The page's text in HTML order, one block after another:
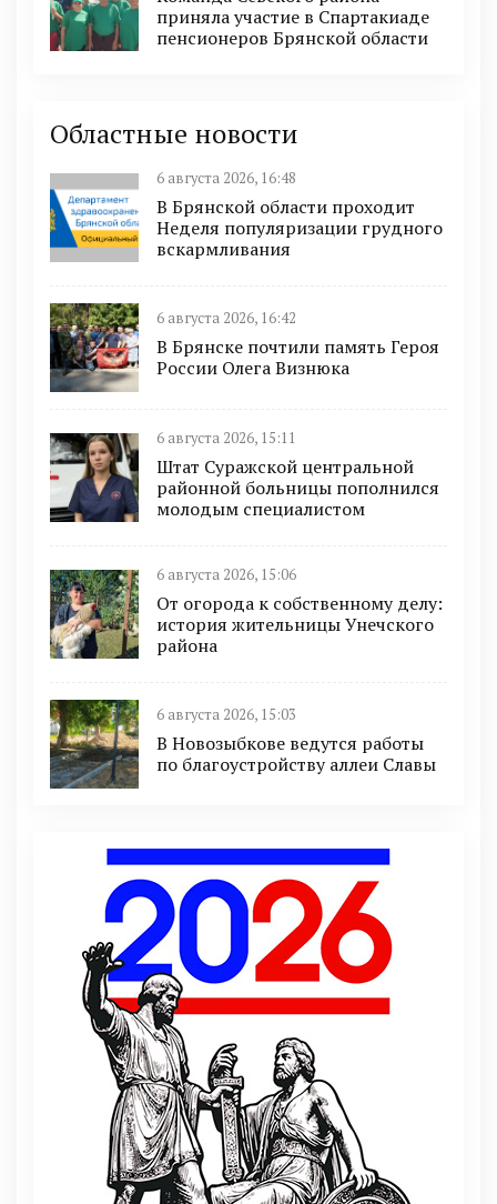
приняла участие в Спартакиаде
пенсионеров Брянской области
Областные новости
6 августа 2026, 16:48
В Брянской области проходит
Неделя популяризации грудного
вскармливания
6 августа 2026, 16:42
В Брянске почтили память Героя
России Олега Визнюка
6 августа 2026, 15:11
Штат Суражской центральной
районной больницы пополнился
молодым специалистом
6 августа 2026, 15:06
От огорода к собственному делу:
история жительницы Унечского
района
6 августа 2026, 15:03
В Новозыбкове ведутся работы
по благоустройству аллеи Славы